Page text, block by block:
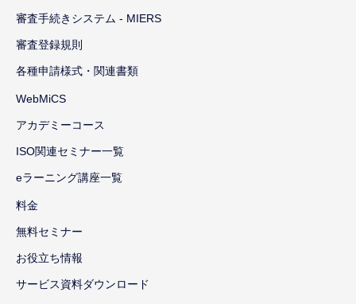
審査手続きシステム - MIERS
審査登録規則
各種申請様式・関連書類
WebMiCS
アカデミーコース
ISO関連セミナー一覧
eラーニング講座一覧
料金
無料セミナー
お役立ち情報
サービス資料ダウンロード